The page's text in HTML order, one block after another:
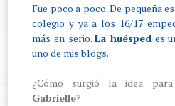
Fue poco a poco. De pequeña
colegio y ya a los 16/17
más en serio.La huéspedes
uno de mis blogs.
¿Cómo surgió la idea
Gabrielle?